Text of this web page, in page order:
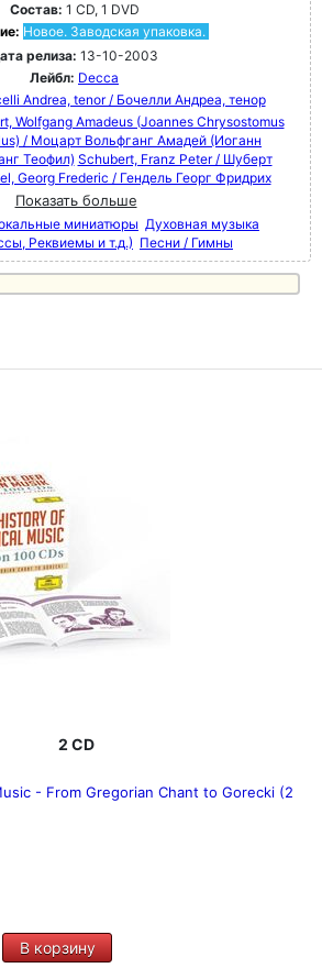
Состав: 1 CD, 1 DVD
Новое. Заводская упаковка.
релиза: 13-10-2003
Лейбл: Decca
Andrea, tenor / Бочелли Андреа, тенор
Wolfgang Amadeus (Joannes Chrysostomus
/ Моцарт Вольфганг Амадей (Иоганн
Теофил) Schubert, Franz Peter / Шуберт
Georg Frederic / Гендель Георг Фридрих
Показать больше
миниатюры Духовная музыка
Реквиемы и т.д.) Песни / Гимны
2 CD
- From Gregorian Chant to Gorecki (2
В корзину